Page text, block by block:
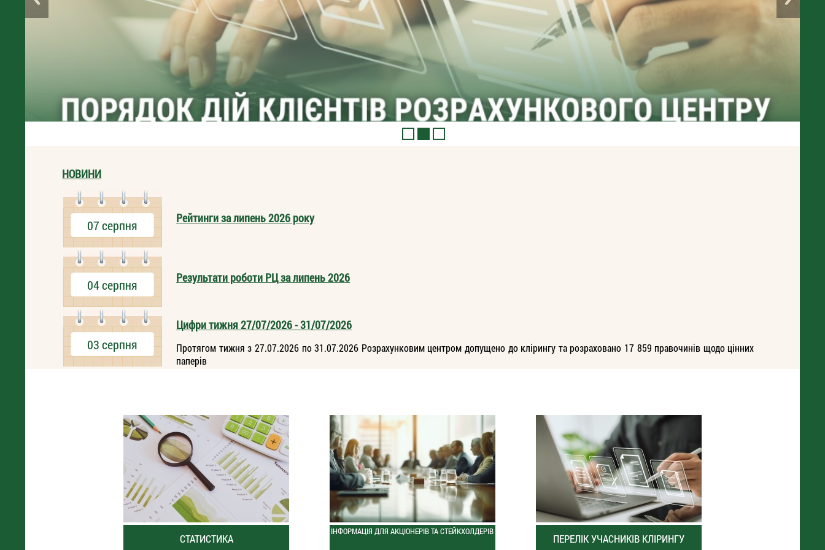
НОВИНИ
07 серпня Рейтинги за липень 2026 року
04 серпня Результати роботи РЦ за липень 2026
03 серпня
Цифри тижня 27/07/2026 - 31/07/2026
Протягом тижня з 27.07.2026 по 31.07.2026 Розрахунковим центром допущено до клірингу та розраховано 17 859 правочинів щодо цінних
паперів
СТАТИСТИКА
ІНФОРМАЦІЯ ДЛЯ АКЦІОНЕРІВ ТА СТЕЙКХОЛДЕРІВ
ПЕРЕЛІК УЧАСНИКІВ КЛІРИНГУ